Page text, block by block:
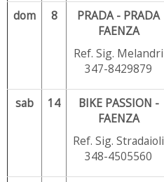
dom 8
PRADA - PRADA
FAENZA
Ref. Sig. Melandri
347-8429879
sab 14
BIKE PASSION -
FAENZA
Ref. Sig. Stradaioli
348-4505560